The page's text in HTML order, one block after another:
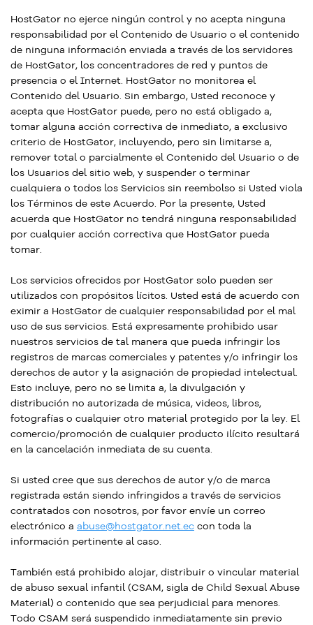
HostGator no ejerce ningún control y no acepta ninguna
responsabilidad por el Contenido de Usuario o el contenido
de ninguna información enviada a través de los servidores
de HostGator, los concentradores de red y puntos de
presencia o el Internet. HostGator no monitorea el
Contenido del Usuario. Sin embargo, Usted reconoce y
acepta que HostGator puede, pero no está obligado a,
tomar alguna acción correctiva de inmediato, a exclusivo
criterio de HostGator, incluyendo, pero sin limitarse a,
remover total o parcialmente el Contenido del Usuario o de
los Usuarios del sitio web, y suspender o terminar
cualquiera o todos los Servicios sin reembolso si Usted viola
los Términos de este Acuerdo. Por la presente, Usted
acuerda que HostGator no tendrá ninguna responsabilidad
por cualquier acción correctiva que HostGator pueda
tomar.
Los servicios ofrecidos por HostGator solo pueden ser
utilizados con propósitos lícitos. Usted está de acuerdo con
eximir a HostGator de cualquier responsabilidad por el mal
uso de sus servicios. Está expresamente prohibido usar
nuestros servicios de tal manera que pueda infringir los
registros de marcas comerciales y patentes y/o infringir los
derechos de autor y la asignación de propiedad intelectual.
Esto incluye, pero no se limita a, la divulgación y
distribución no autorizada de música, videos, libros,
fotografías o cualquier otro material protegido por la ley. El
comercio/promoción de cualquier producto ilícito resultará
en la cancelación inmediata de su cuenta.
Si usted cree que sus derechos de autor y/o de marca
registrada están siendo infringidos a través de servicios
contratados con nosotros, por favor envíe un correo
electrónico a abuse@hostgator.net.ec con toda la
información pertinente al caso.
También está prohibido alojar, distribuir o vincular material
de abuso sexual infantil (CSAM, sigla de Child Sexual Abuse
Material) o contenido que sea perjudicial para menores.
Todo CSAM será suspendido inmediatamente sin previo